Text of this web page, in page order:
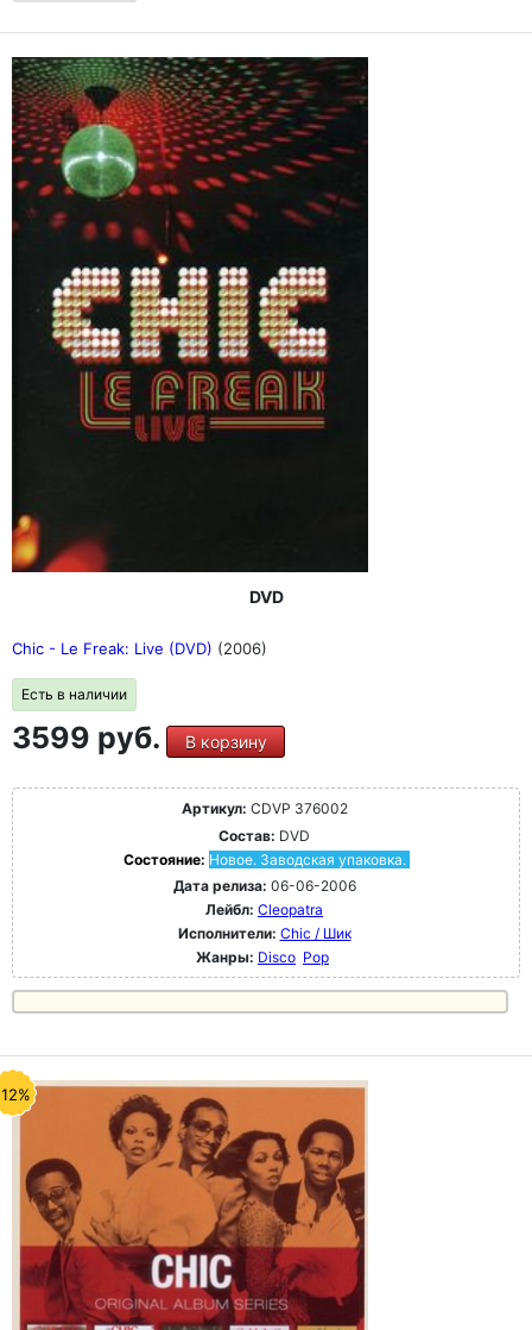
DVD
Chic - Le Freak: Live (DVD) (2006)
Есть в наличии
3599 руб. В корзину
Артикул: CDVP 376002
Состав: DVD
Состояние: Новое. Заводская упаковка.
Дата релиза: 06-06-2006
Лейбл: Cleopatra
Исполнители: Chic / Шик
Жанры: Disco Pop